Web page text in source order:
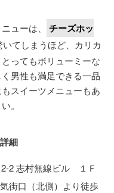
ューは、
チーズホッ
てしまうほど、カリカ
ってもボリューミーな
男性も満足できる一品
スイーツメニューもあ
。
細
2 志村無線ビル １Ｆ
街口（北側）より徒歩